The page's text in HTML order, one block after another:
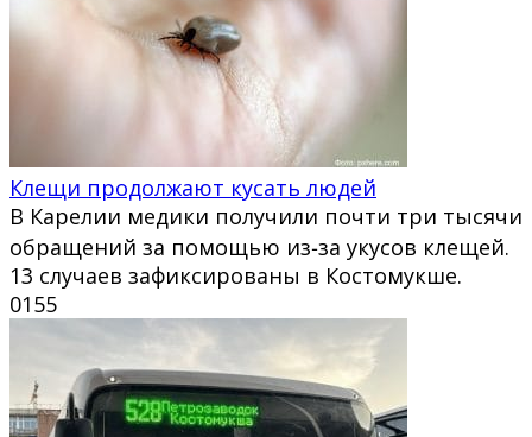
Клещи продолжают кусать людей
В Карелии медики получили почти три тысячи
обращений за помощью из‑за укусов клещей.
13 случаев зафиксированы в Костомукше.
0155